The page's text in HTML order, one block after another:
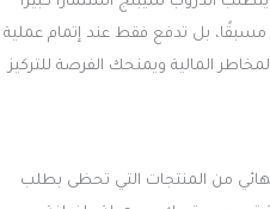
مسبقًا، بل تدفع فقط عند إتمام عملية
المالية ويمنحك الفرصة للتركيز
من المنتجات التي تحظى بطلب